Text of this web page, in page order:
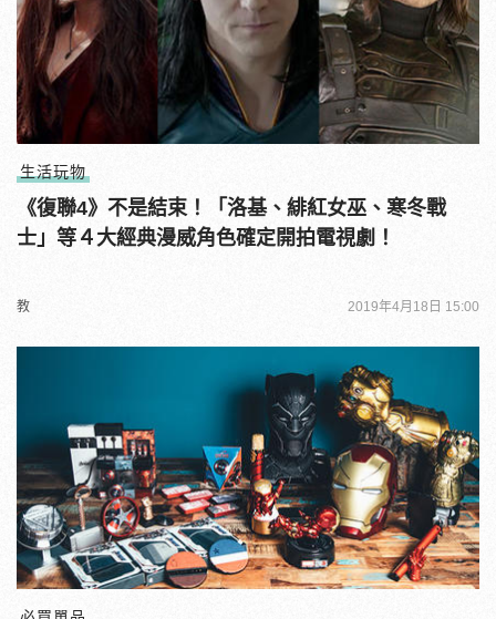
生活玩物
《復聯4》不是結束！「洛基、緋紅女巫、寒冬戰
士」等４大經典漫威角色確定開拍電視劇！
教 2019年4月18日 15:00